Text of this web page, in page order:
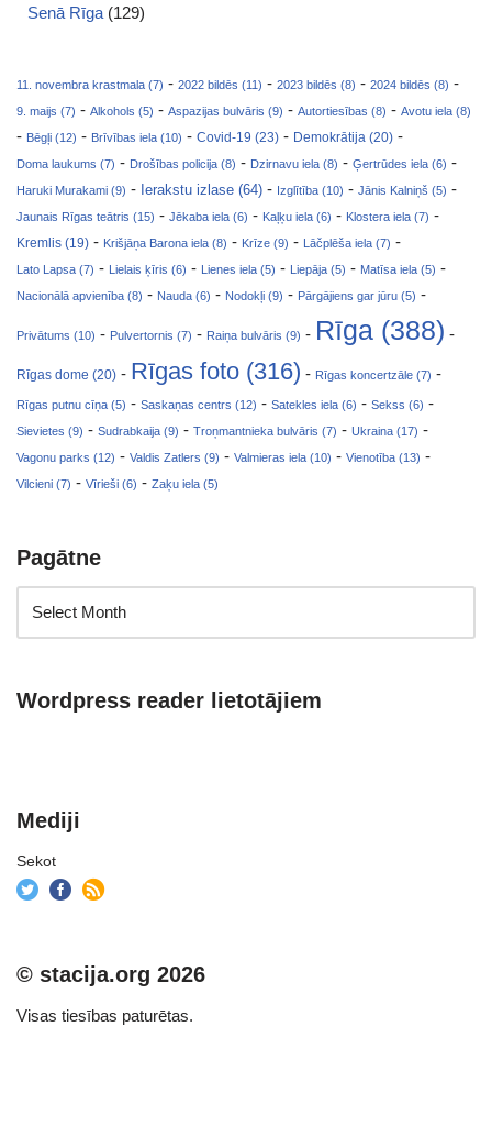
Senā Rīga (129)
11. novembra krastmala (7) - 2022 bildēs (11) - 2023 bildēs (8) - 2024 bildēs (8) -
9. maijs (7) - Alkohols (5) - Aspazijas bulvāris (9) - Autortiesības (8) - Avotu iela (8)
- Bēgļi (12) - Brīvības iela (10) - Covid-19 (23) - Demokrātija (20) -
Doma laukums (7) - Drošības policija (8) - Dzirnavu iela (8) - Ģertrūdes iela (6) -
Haruki Murakami (9) - Ierakstu izlase (64) - Izglītība (10) - Jānis Kalniņš (5) -
Jaunais Rīgas teātris (15) - Jēkaba iela (6) - Kaļķu iela (6) - Klostera iela (7) -
Kremlis (19) - Krišjāņa Barona iela (8) - Krīze (9) - Lāčplēša iela (7) -
Lato Lapsa (7) - Lielais ķīris (6) - Lienes iela (5) - Liepāja (5) - Matīsa iela (5) -
Nacionālā apvienība (8) - Nauda (6) - Nodokļi (9) - Pārgājiens gar jūru (5) -
Privātums (10) - Pulvertornis (7) - Raiņa bulvāris (9) - Rīga (388) -
Rīgas dome (20) - Rīgas foto (316) - Rīgas koncertzāle (7) -
Rīgas putnu cīņa (5) - Saskaņas centrs (12) - Satekles iela (6) - Sekss (6) -
Sievietes (9) - Sudrabkaija (9) - Troņmantnieka bulvāris (7) - Ukraina (17) -
Vagonu parks (12) - Valdis Zatlers (9) - Valmieras iela (10) - Vienotība (13) -
Vilcieni (7) - Vīrieši (6) - Zaķu iela (5)
Pagātne
Wordpress reader lietotājiem
Mediji
Sekot
© stacija.org 2026
Visas tiesības paturētas.